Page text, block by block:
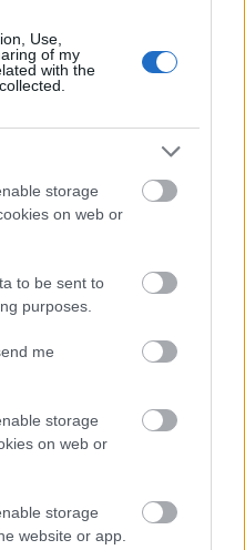
Use,
of my
with the
storage
on web or
to be sent to
purposes.
me
storage
on web or
storage
website or app.
A magukba
megszokó
középkorú -
velük
alá eldugott lelkes